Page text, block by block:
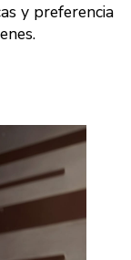
y preferencia